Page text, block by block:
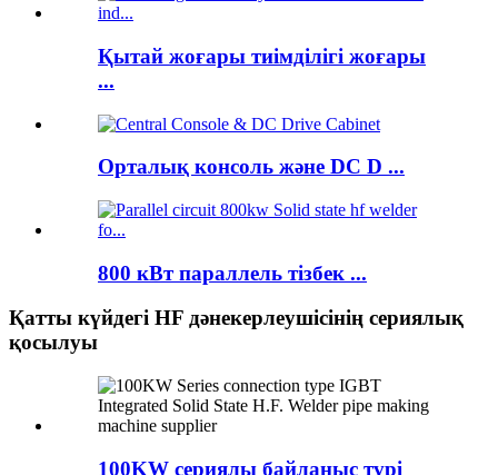
Қытай жоғары тиімділігі жоғары
...
Орталық консоль және DC D ...
800 кВт параллель тізбек ...
Қатты күйдегі HF дәнекерлеушісінің сериялық
қосылуы
100KW сериялы байланыс түрі